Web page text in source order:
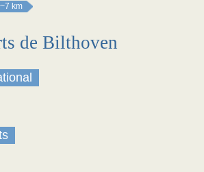
~7 km
de Bilthoven